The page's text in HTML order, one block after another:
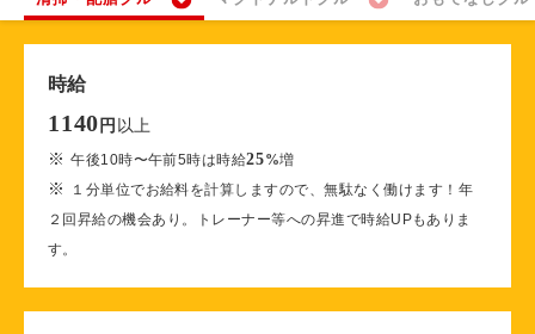
時給
1140 円 以上
※午後10時〜午前5時は時給25%増
※
１分単位でお給料を計算しますので、無駄なく働けます！年
２回昇給の機会あり。トレーナー等への昇進で時給UPもありま
す。